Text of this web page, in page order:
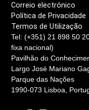
Correio electrónico
Política de Privacidade
Termos de Utilização
Tel: (+351) 21 898 50
fixa nacional)
Pavilhão do
Largo José Mariano
Parque das Nações
1990-073 Lisboa,